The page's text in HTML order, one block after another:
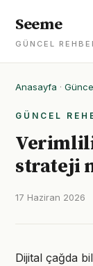
Seeme
GÜNCEL
Anasayfa ·
GÜNCEL
strateji
17 Haziran 2026
Dijital çağda